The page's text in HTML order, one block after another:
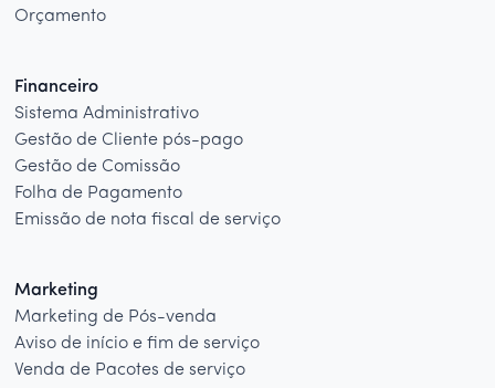
Orçamento
Financeiro
Sistema Administrativo
Gestão de Cliente pós-pago
Gestão de Comissão
Folha de Pagamento
Emissão de nota fiscal de serviço
Marketing
Marketing de Pós-venda
Aviso de início e fim de serviço
Venda de Pacotes de serviço